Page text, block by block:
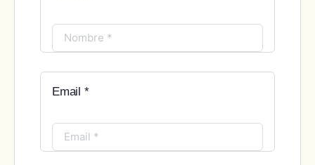
Email *